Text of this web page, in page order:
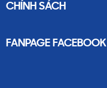
CHÍNH SÁCH
FANPAGE FACEBOOK